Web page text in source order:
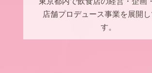
店舗プロデュース事業を展開し
す。